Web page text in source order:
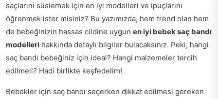
saçlarını süslemek için en iyi modelleri ve ipuçlarını
öğrenmek ister misiniz? Bu yazımızda, hem trend olan hem
de bebeğinizin hassas cildine uygun en iyi bebek saç bandı
modelleri hakkında detaylı bilgiler bulacaksınız. Peki, hangi
saç bandı bebeğiniz için ideal? Hangi malzemeler tercih
edilmeli? Hadi birlikte keşfedelim!
Bebekler için saç bandı seçerken dikkat edilmesi gereken